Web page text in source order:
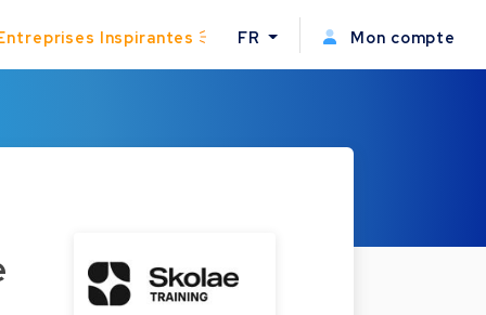
Inspirantes FR Mon compte